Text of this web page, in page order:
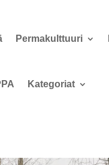
Permakulttuuri
Kategoriat